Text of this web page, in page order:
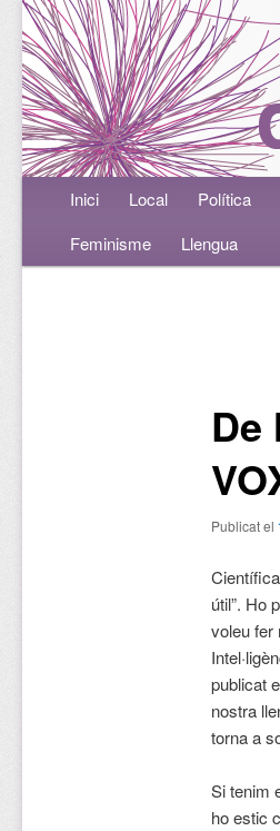
Menú principalAneu al contingut principal
Aneu al contingut
Inici Local Política
Feminisme
Llengua
De
Publicat el
útil”. Ho
voleu fer
publicat
nostra
torna a
Si tenim
ho estic